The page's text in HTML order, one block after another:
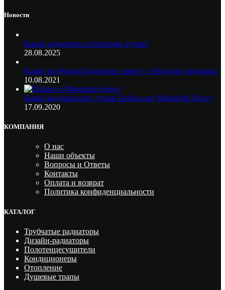
Новости
Какие радиаторы отопления лучше?
28.08.2025
Какой трубчатый радиатор ставят у себя дома продавцы
10.08.2021
Какой кондиционер лучше Daikin или Mitsubishi Heavy
17.09.2020
КОМПАНИЯ
О нас
Наши объекты
Вопросы и Ответы
Контакты
Оплата и возврат
Политика конфиденциальности
КАТАЛОГ
Трубчатые радиаторы
Дизайн-радиаторы
Полотенцесушители
Кондиционеры
Отопление
Душевые трапы